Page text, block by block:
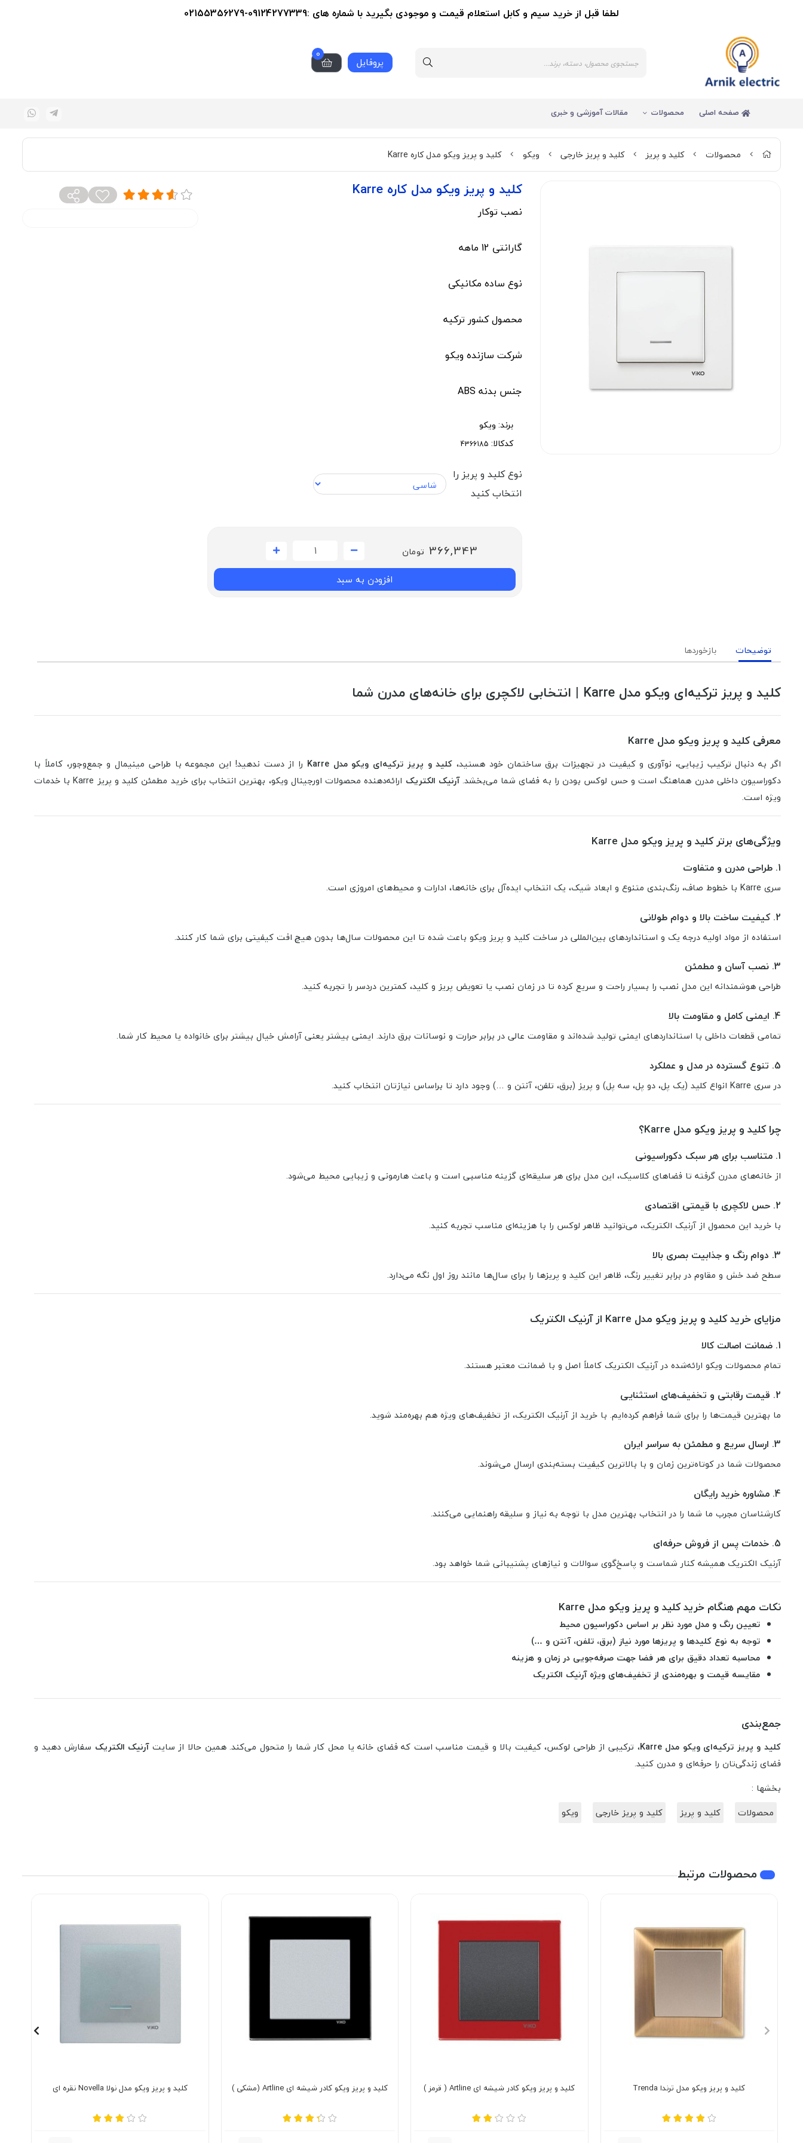
لطفا قبل از خرید سیم و کابل استعلام قیمت و موجودی بگیرید با شماره های :09124277339-02155356279
پروفایل
0
صفحه اصلی محصولات مقالات آموزشی و خبری
محصولات کلید و پریز کلید و پریز خارجی ویکو کلید و پریز ویکو مدل کاره Karre
کلید و پریز ویکو مدل کاره Karre
نصب توکار
گارانتی 12 ماهه
نوع ساده مکانیکی
محصول کشور ترکیه
شرکت سازنده ویکو
جنس بدنه ABS
برند: ویکو
کدکالا:
نوع کلید و پریز را
انتخاب کنید
366,343 تومان
افزودن به سبد
توضیحات بازخوردها
کلید و پریز ترکیه‌ای ویکو مدل Karre | انتخابی لاکچری برای خانه‌های مدرن شما
معرفی کلید و پریز ویکو مدل Karre
اگر به دنبال ترکیب زیبایی، نوآوری و کیفیت در تجهیزات برق ساختمان خود هستید، کلید و پریز ترکیه‌ای ویکو مدل Karre
را از دست ندهید! این مجموعه با طراحی مینیمال و جمع‌وجور، کاملاً با
دکوراسیون داخلی مدرن هماهنگ است و حس لوکس بودن را به فضای شما می‌بخشد.آرنیک الکتریک
ارائه‌دهنده محصولات اورجینال ویکو، بهترین انتخاب برای خرید مطمئن کلید و پریز Karre با خدمات
ویژه است.
ویژگی‌های برتر کلید و پریز ویکو مدل Karre
1. طراحی مدرن و متفاوت
سری Karre با خطوط صاف، رنگ‌بندی متنوع و ابعاد شیک، یک انتخاب ایده‌آل برای خانه‌ها، ادارات و محیط‌های امروزی است.
2. کیفیت ساخت بالا و دوام طولانی
استفاده از مواد اولیه درجه یک و استانداردهای بین‌المللی در ساخت کلید و پریز ویکو باعث شده تا این محصولات سال‌ها بدون هیچ افت کیفیتی برای شما کار کنند.
3. نصب آسان و مطمئن
طراحی هوشمندانه این مدل نصب را بسیار راحت و سریع کرده تا در زمان نصب یا تعویض پریز و کلید، کمترین دردسر را تجربه کنید.
4. ایمنی کامل و مقاومت بالا
تمامی قطعات داخلی با استانداردهای ایمنی تولید شده‌اند و مقاومت عالی در برابر حرارت و نوسانات برق دارند. ایمنی بیشتر یعنی آرامش خیال بیشتر برای خانواده یا محیط کار شما.
5. تنوع گسترده در مدل و عملکرد
در سری Karre انواع کلید (یک پل، دو پل، سه پل) و پریز (برق، تلفن، آنتن و …) وجود دارد تا براساس نیازتان انتخاب کنید.
چرا کلید و پریز ویکو مدل Karre؟
1. متناسب برای هر سبک دکوراسیونی
از خانه‌های مدرن گرفته تا فضاهای کلاسیک، این مدل برای هر سلیقه‌ای گزینه مناسبی است و باعث هارمونی و زیبایی محیط می‌شود.
2. حس لاکچری با قیمتی اقتصادی
با خرید این محصول از آرنیک الکتریک، می‌توانید ظاهر لوکس را با هزینه‌ای مناسب تجربه کنید.
3. دوام رنگ و جذابیت بصری بالا
سطح ضد خش و مقاوم در برابر تغییر رنگ، ظاهر این کلید و پریزها را برای سال‌ها مانند روز اول نگه می‌دارد.
مزایای خرید کلید و پریز ویکو مدل Karre از آرنیک الکتریک
1. ضمانت اصالت کالا
تمام محصولات ویکو ارائه‌شده در آرنیک الکتریک کاملاً اصل و با ضمانت معتبر هستند.
2. قیمت رقابتی و تخفیف‌های استثنایی
ما بهترین قیمت‌ها را برای شما فراهم کرده‌ایم. با خرید از آرنیک الکتریک، از تخفیف‌های ویژه هم بهره‌مند شوید.
3. ارسال سریع و مطمئن به سراسر ایران
محصولات شما در کوتاه‌ترین زمان و با بالاترین کیفیت بسته‌بندی ارسال می‌شوند.
4. مشاوره خرید رایگان
کارشناسان مجرب ما شما را در انتخاب بهترین مدل با توجه به نیاز و سلیقه راهنمایی می‌کنند.
5. خدمات پس از فروش حرفه‌ای
آرنیک الکتریک همیشه کنار شماست و پاسخ‌گوی سوالات و نیازهای پشتیبانی شما خواهد بود.
نکات مهم هنگام خرید کلید و پریز ویکو مدل Karre
تعیین رنگ و مدل مورد نظر بر اساس دکوراسیون محیط
توجه به نوع کلیدها و پریزها مورد نیاز (برق، تلفن، آنتن و …)
محاسبه تعداد دقیق برای هر فضا جهت صرفه‌جویی در زمان و هزینه
مقایسه قیمت و بهره‌مندی از تخفیف‌های ویژه آرنیک الکتریک
جمع‌بندی
کلید و پریز ترکیه‌ای ویکو مدل Karre ، ترکیبی از طراحی لوکس، کیفیت بالا و قیمت مناسب است که فضای خانه یا محل کار شما را متحول می‌کند. همین حالا از سایتآرنیک الکتریک سفارش دهید و
فضای زندگی‌تان را حرفه‌ای و مدرن کنید.
بخشها :
محصولات
کلید و پریز کلید و پریز خارجی ویکو
محصولات مرتبط
کلید و پریز ویکو مدل ترندا Trenda کلید و پریز ویکو کادر شیشه ای Artline ( قرمز ) کلید و پریز ویکو کادر شیشه ای Artline (مشکی ) کلید و پریز ویکو مدل نولا Novella نقره ای